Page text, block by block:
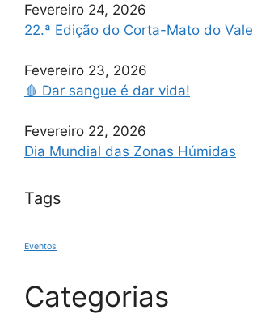
Fevereiro 24, 2026
22.ª Edição do Corta-Mato do Vale
Fevereiro 23, 2026
🩸 Dar sangue é dar vida!
Fevereiro 22, 2026
Dia Mundial das Zonas Húmidas
Tags
Eventos
Categorias